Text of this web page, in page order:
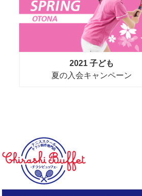
2021 子ども
夏の入会キャンペーン